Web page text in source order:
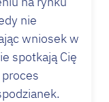
nie
wniosek w
spotkają Cię
proces